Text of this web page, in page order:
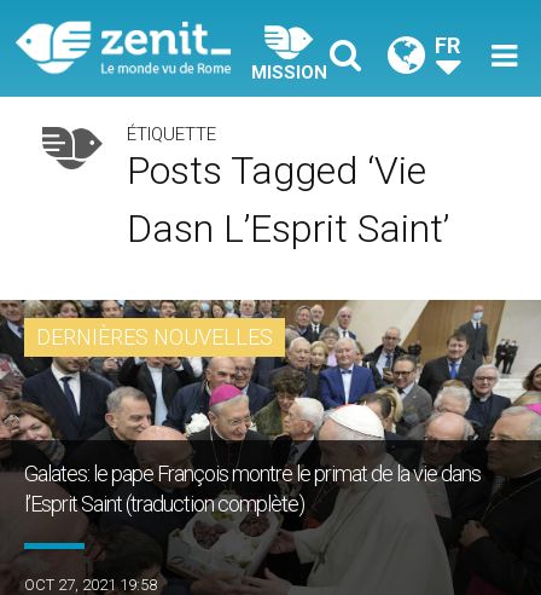
MISSION
FR
ÉTIQUETTE
Posts Tagged ‘vie
Dasn L’Esprit Saint’
DERNIÈRES NOUVELLES
Galates: le pape François montre le primat de la vie dans
l’Esprit Saint (traduction complète)
OCT 27, 2021 19:58